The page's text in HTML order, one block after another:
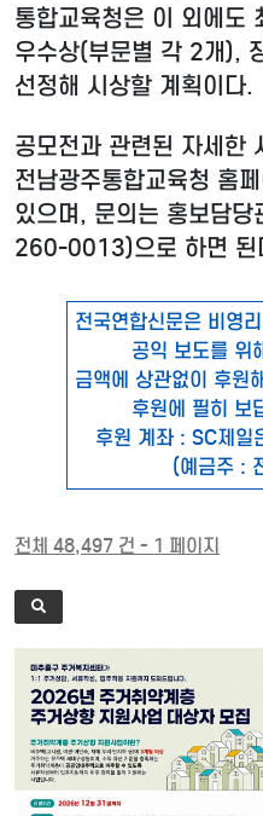
통합교육청은 이 외에도
우수상(부문별 각 2개),
선정해 시상할 계획이다.
공모전과 관련된 자세한
전남광주통합교육청 홈
있으며, 문의는 홍보담
260-0013)으로 하면 된
전국연합신문은 비영
공익 보도를 위
금액에 상관없이 후원
후원에 필히 보
후원 계좌 : SC제
(예금주 :
전체 48,497 건 - 1 페이지